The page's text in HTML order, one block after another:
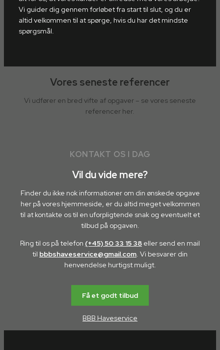
Vi guider dig gennem forløbet fra start til slut, og du er
altid velkommen til at spørge, hvis du har det mindste
spørgsmål.
Vores seneste referencer
Vi udfører en bred vifte af opgaver – se vores seneste
referencer her.
KONTAKT OS I DAG
Vil du vide mere?
Finder du ikke nok informationer om din ønskede opgave
her på vores hjemmeside, er du altid meget velkommen
til at kontakte os til en uforpligtende snak og eventuelt et
tilbud på opgaven.
Ring til os på telefon (+45) 50 33 15 38 eller send en mail
til bbbshaveservice@gmail.com. Vi besvarer din
henvendelse hurtigst muligt.
Få et godt tilbud
BBB Haveservice